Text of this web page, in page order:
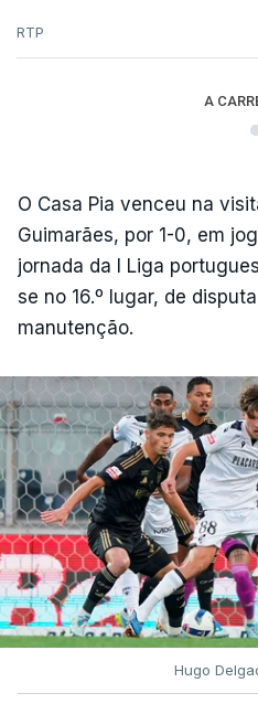
RTP
A
O Casa Pia venceu na
Guimarães, por 1-0, em
jornada da I Liga
se no 16.º lugar, de
manutenção.
Hugo